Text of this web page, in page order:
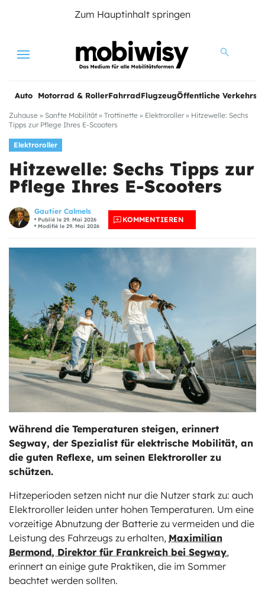
Zum Hauptinhalt springen
Menu
Auto Motorrad & RollerFahrradFlugzeugÖffentliche
Zuhause » Sanfte Mobilität » Trottinette » Elektroroller» Hitzewelle: Sechs
Tipps zur Pflege Ihres E-Scooters
Elektroroller
Hitzewelle: Sechs Tipps zur
Pflege Ihres E-Scooters
Gautier Calmels
Publié le 29. Mai 2026
Modifié le 29. Mai 2026
KOMMENTIEREN
Während die Temperaturen steigen, erinnert
Segway, der Spezialist für elektrische Mobilität, an
die guten Reflexe, um seinen Elektroroller zu
schützen.
Hitzeperioden setzen nicht nur die Nutzer stark zu: auch
Elektroroller leiden unter hohen Temperaturen. Um eine
vorzeitige Abnutzung der Batterie zu vermeiden und die
Leistung des Fahrzeugs zu erhalten, Maximilian
Bermond, Direktor für Frankreich bei Segway,
erinnert an einige gute Praktiken, die im Sommer
beachtet werden sollten.